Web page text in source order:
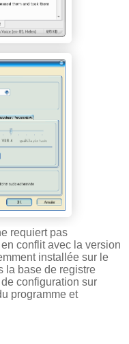
requiert pas
conflit avec la version
installée sur le
la base de registre
configuration sur
programme et